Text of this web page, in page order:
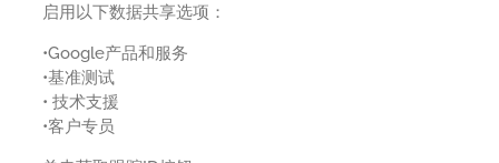
启用以下数据共享选项：
•Google产品和服务
•基准测试
• 技术支援
•客户专员